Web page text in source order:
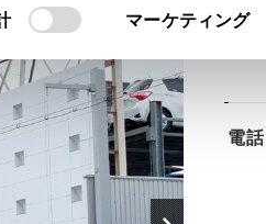
マーケティング
住所
電話